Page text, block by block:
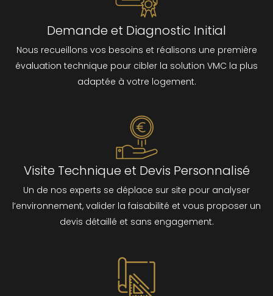
Demande et Diagnostic Initial
Nous recueillons vos besoins et réalisons une première
évaluation technique pour cibler la solution VMC la plus
adaptée à votre logement.
Visite Technique et Devis Personnalisé
Un de nos experts se déplace sur site pour analyser
l’environnement, valider la faisabilité et vous proposer un
devis détaillé et sans engagement.